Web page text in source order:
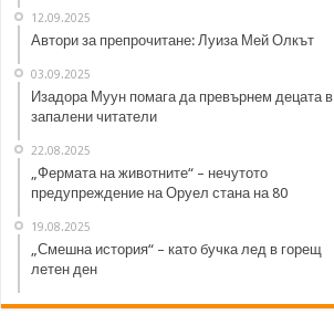
12.09.2025
Автори за препрочитане: Луиза Мей Олкът
03.09.2025
Изадора Муун помага да превърнем децата в
запалени читатели
22.08.2025
„Фермата на животните“ – нечутото
предупреждение на Оруел стана на 80
19.08.2025
„Смешна история“ – като бучка лед в горещ
летен ден